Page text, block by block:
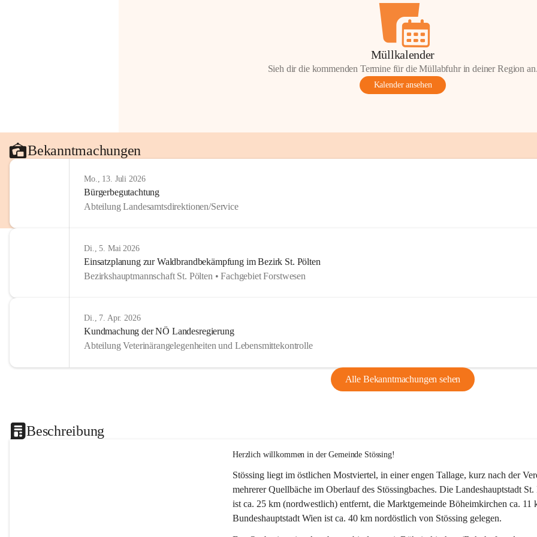
Müllkalender
Sieh dir die kommenden Termine für die Müllabfuhr in deiner Region
Kalender ansehen
Bekanntmachungen
Mo., 13. Juli 2026
Bürgerbegutachtung
Abteilung Landesamtsdirektionen/Service
Di., 5. Mai 2026
Einsatzplanung zur Waldbrandbekämpfung im Bezirk St. Pölten
Bezirkshauptmannschaft St. Pölten • Fachgebiet Forstwesen
Di., 7. Apr. 2026
Kundmachung der NÖ Landesregierung
Abteilung Veterinärangelegenheiten und Lebensmittekontrolle
Alle Bekanntmachungen sehen
Beschreibung
Herzlich willkommen in der Gemeinde Stössing!
Stössing liegt im östlichen Mostviertel, in einer engen Tallage, kurz nach der
mehrerer Quellbäche im Oberlauf des Stössingbaches. Die Landeshauptstadt
ist ca. 25 km (nordwestlich) entfernt, die Marktgemeinde Böheimkirchen ca.
Bundeshauptstadt Wien ist ca. 40 km nordöstlich von Stössing gelegen.